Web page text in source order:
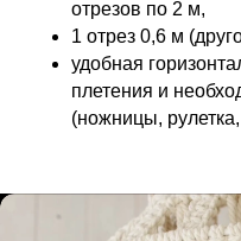
отрезов по 2 м,
1 отрез 0,6 м
удобная
плетения и
(ножницы,